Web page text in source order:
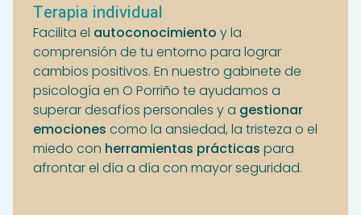
Terapia individual
Facilita el autoconocimiento y la
comprensión de tu entorno para lograr
cambios positivos. En nuestro gabinete de
psicología en O Porriño te ayudamos a
superar desafíos personales y a gestionar
emociones como la ansiedad, la tristeza o el
miedo con herramientas prácticas para
afrontar el día a día con mayor seguridad.